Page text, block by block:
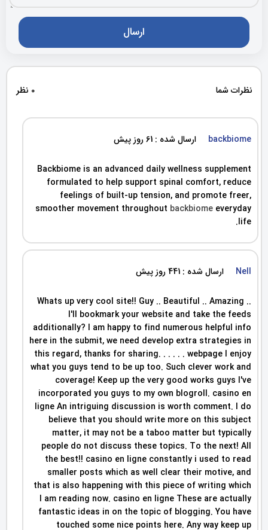
نظرات شما 0 نظر
backbiome ارسال شده : 61 روز پیش
Backbiome is an advanced daily wellness supplement
formulated to help support spinal comfort, reduce
feelings of built-up tension, and promote freer,
smoother movement throughout backbiome everyday
life.
Nell ارسال شده : 441 روز پیش
Whats up very cool site!! Guy .. Beautiful .. Amazing ..
I'll bookmark your website and take the feeds
additionally? I am happy to find numerous helpful info
here in the submit, we need develop extra strategies in
this regard, thanks for sharing. . . . . . webpage I enjoy
what you guys tend to be up too. Such clever work and
coverage! Keep up the very good works guys I've
incorporated you guys to my own blogroll. casino en
ligne An intriguing discussion is worth comment. I do
believe that you should write more on this subject
matter, it may not be a taboo matter but typically
people do not discuss these topics. To the next! All
the best!! casino en ligne constantly i used to read
smaller posts which as well clear their motive, and
that is also happening with this piece of writing which
I am reading now. casino en ligne These are actually
fantastic ideas in on the topic of blogging. You have
touched some nice points here. Any way keep up